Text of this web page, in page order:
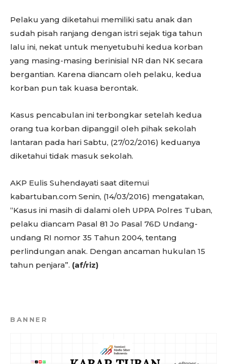
Pelaku yang diketahui memiliki satu anak dan
sudah pisah ranjang dengan istri sejak tiga tahun
lalu ini, nekat untuk menyetubuhi kedua korban
yang masing-masing berinisial NR dan NK secara
bergantian. Karena diancam oleh pelaku, kedua
korban pun tak kuasa berontak.
Kasus pencabulan ini terbongkar setelah kedua
orang tua korban dipanggil oleh pihak sekolah
lantaran pada hari Sabtu, (27/02/2016) keduanya
diketahui tidak masuk sekolah.
AKP Eulis Suhendayati saat ditemui
kabartuban.com Senin, (14/03/2016) mengatakan,
“Kasus ini masih di dalami oleh UPPA Polres Tuban,
pelaku diancam Pasal 81 Jo Pasal 76D Undang-
undang RI nomor 35 Tahun 2004, tentang
perlindungan anak. Dengan ancaman hukulan 15
tahun penjara”. (af/riz)
BANNER